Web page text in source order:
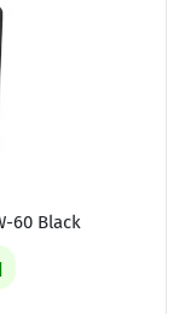
60 Black